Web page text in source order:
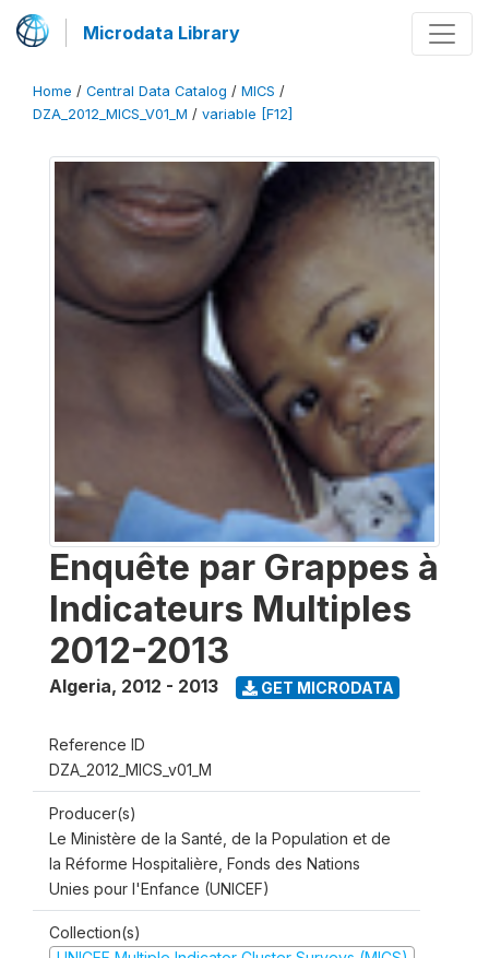
Microdata Library
Home / Central Data Catalog / MICS /
DZA_2012_MICS_V01_M / variable [F12]
Enquête par Grappes à
Indicateurs Multiples
2012-2013
Algeria, 2012 - 2013 GET MICRODATA
Reference ID
DZA_2012_MICS_v01_M
Producer(s)
Le Ministère de la Santé, de la Population et de
la Réforme Hospitalière, Fonds des Nations
Unies pour l'Enfance (UNICEF)
Collection(s)